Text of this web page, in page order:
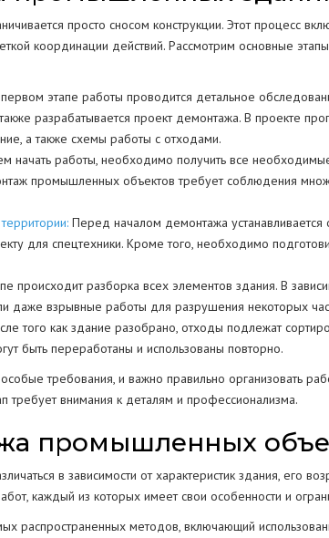
просто сносом конструкции. Этот процесс
координации действий. Рассмотрим основные
этапе работы проводится детальное
разрабатывается проект демонтажа. В проекте
а также схемы работы с отходами.
начать работы, необходимо получить все
промышленных объектов требует соблюдения
Перед началом демонтажа устанавливается
для спецтехники. Кроме того, необходимо
происходит разборка всех элементов здания. В
даже взрывные работы для разрушения некоторых
того как здание разобрано, отходы подлежат
быть переработаны и использованы повторно.
требования, и важно правильно организовать
требует внимания к деталям и профессионализма.
промышленных
в зависимости от характеристик здания, его
каждый из которых имеет свои особенности и
распространенных методов, включающий